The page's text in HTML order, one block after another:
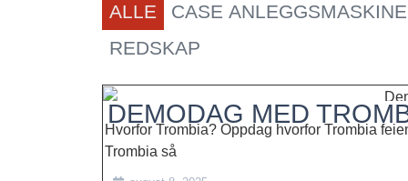
CASE
REDSKAP
ALLE
DEMODAG MED
Hvorfor Trombia? Oppdag hvorfor Trombia
Trombia så